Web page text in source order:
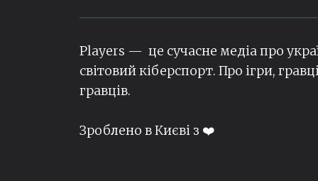
Players — це сучасне медіа про
світовий кіберспорт. Про ігри,
гравців.
Зроблено в Києві з ❤️